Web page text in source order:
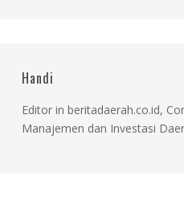
Handi
Editor in beritadaerah.co.id,
Manajemen dan Investasi